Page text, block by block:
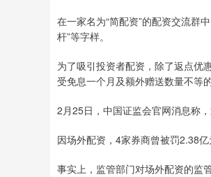
在一家名为“简配资”的配资交流群
杆”等字样。
为了吸引投资者配资，除了返点优
受免息一个月及额外赠送数量不等
2月25日，中国证监会官网消息称
因场外配资，4家券商曾被罚2.38
事实上，监管部门对场外配资的监